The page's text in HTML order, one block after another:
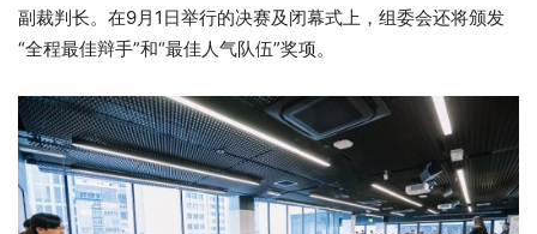
副裁判长。在9月1日举行的决赛及闭幕式上，组委会还将颁发
“全程最佳辩手”和“最佳人气队伍”奖项。